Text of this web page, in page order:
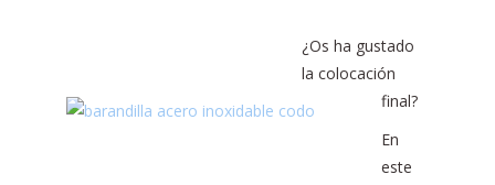
¿Os ha gustado
la colocación
final?
En
este